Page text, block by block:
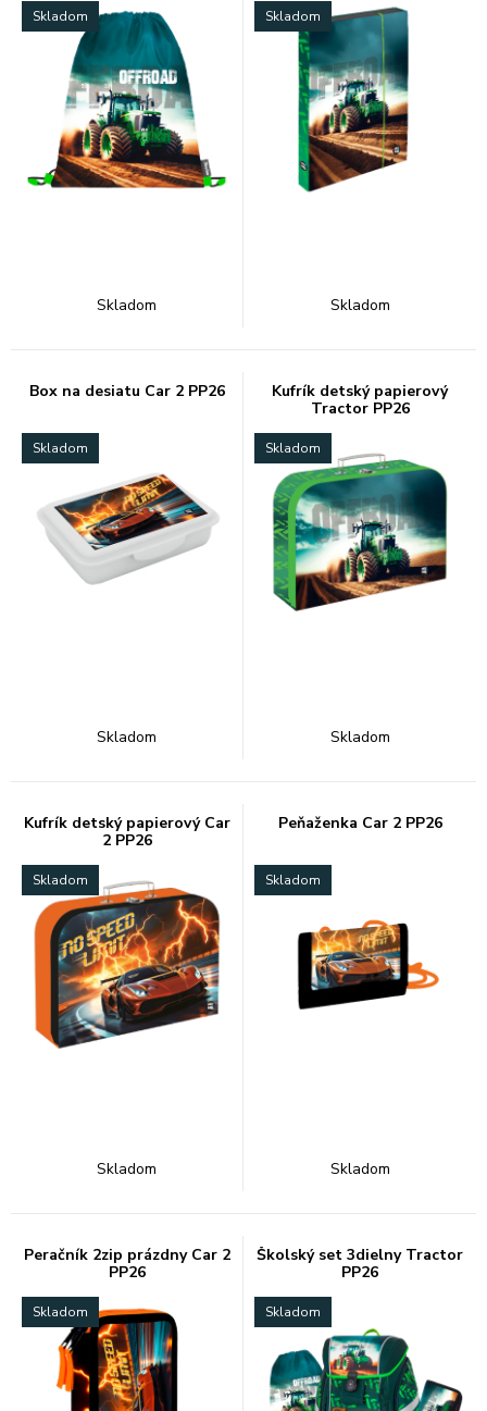
Skladom
Skladom
Skladom
Skladom
Box na desiatu Car 2 PP26
Skladom
Skladom
Kufrík detský papierový
Tractor PP26
Skladom
Skladom
Kufrík detský papierový Car
2 PP26
Skladom
Skladom
Peňaženka Car 2 PP26
Skladom
Skladom
Peračník 2zip prázdny Car 2
PP26
Skladom
Školský set 3dielny Tractor
PP26
Skladom